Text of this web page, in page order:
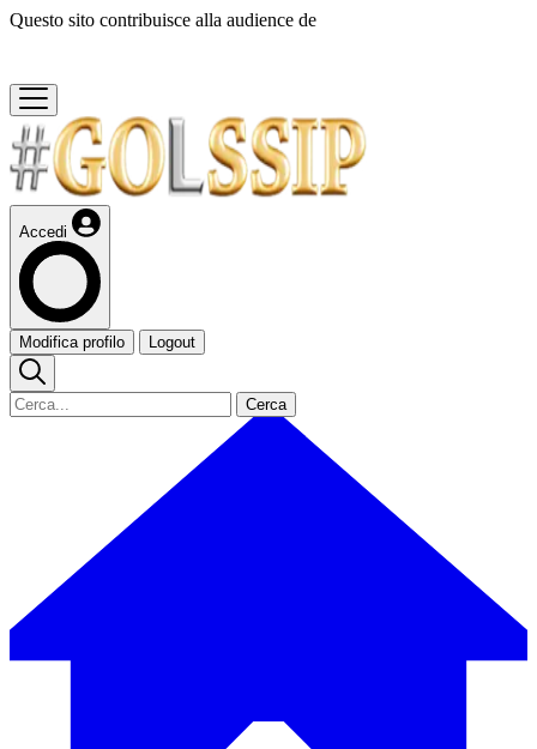
Questo sito contribuisce alla audience de
Accedi
Modifica profilo Logout
Cerca